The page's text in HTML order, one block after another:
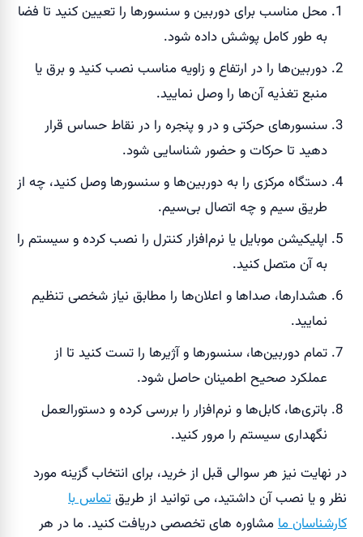
محل مناسب برای دوربین و سنسورها را تعیین کنید تا فضا
به طور کامل پوشش داده شود.
دوربین‌ها را در ارتفاع و زاویه مناسب نصب کنید و برق یا
منبع تغذیه آن‌ها را وصل نمایید.
سنسورهای حرکتی و در و پنجره را در نقاط حساس قرار
دهید تا حرکات و حضور شناسایی شود.
دستگاه مرکزی را به دوربین‌ها و سنسورها وصل کنید، چه از
طریق سیم و چه اتصال بی‌سیم.
اپلیکیشن موبایل یا نرم‌افزار کنترل را نصب کرده و سیستم را
به آن متصل کنید.
هشدارها، صداها و اعلان‌ها را مطابق نیاز شخصی تنظیم
نمایید.
تمام دوربین‌ها، سنسورها و آژیرها را تست کنید تا از
عملکرد صحیح اطمینان حاصل شود.
باتری‌ها، کابل‌ها و نرم‌افزار را بررسی کرده و دستورالعمل
نگهداری سیستم را مرور کنید.
در نهایت نیز هر سوالی قبل از خرید، برای انتخاب گزینه مورد
نظر و یا نصب آن داشتید، می توانید از طریقتماس با
کارشناسان مامشاوره های تخصصی دریافت کنید. ما در هر